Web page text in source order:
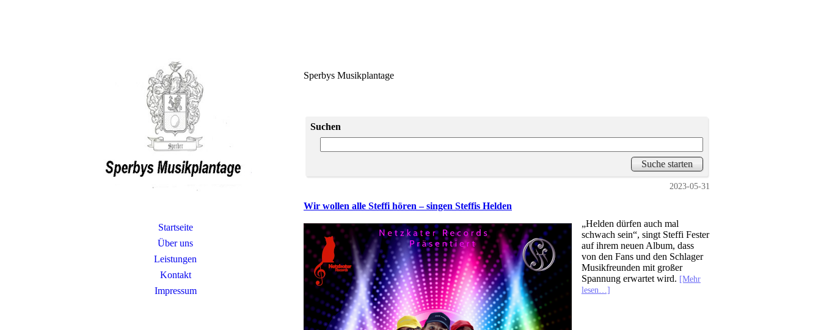
Startseite
Über uns
Leistungen
Kontakt
Impressum
Sperbys Musikplantage
Suchen
2023-05-31
Wir wollen alle Steffi hören – singen Steffis Helden
„Helden dürfen auch mal
schwach sein“, singt Steffi Fester
auf ihrem neuen Album, dass
von den Fans und den Schlager
Musikfreunden mit großer
Spannung erwartet wird. [Mehr
lesen…]